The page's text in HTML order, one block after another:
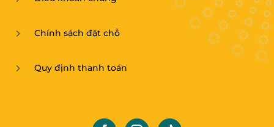
Chính sách đặt chỗ
Quy định thanh toán